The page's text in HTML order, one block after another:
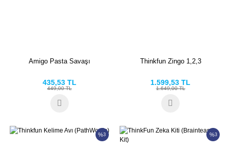
Amigo Pasta Savaşı
435,53 TL
449,00 TL
Thinkfun Zingo 1,2,3
1.599,53 TL
1.649,00 TL
%3 %3